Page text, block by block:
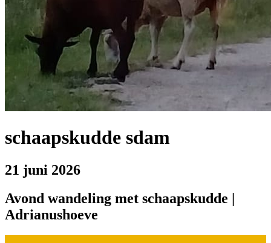
schaapskudde sdam
21 juni 2026
Avond wandeling met schaapskudde |
Adrianushoeve